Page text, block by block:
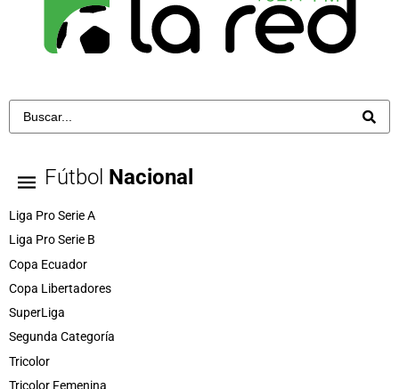
Fútbol Nacional
Liga Pro Serie A
Liga Pro Serie B
Copa Ecuador
Copa Libertadores
SuperLiga
Segunda Categoría
Tricolor
Tricolor Femenina